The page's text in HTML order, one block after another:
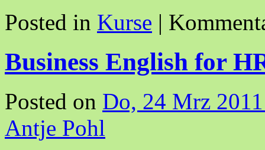
Posted in Kurse |
Business English for
Posted on Do, 24 Mrz
Antje Pohl